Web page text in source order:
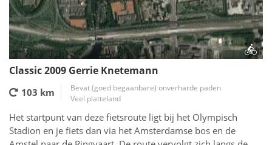
Classic 2009 Gerrie Knetemann
103 km
Bevat (goed begaanbare) onverharde paden
Veel platteland
Het startpunt van deze fietsroute ligt bij het Olympisch
Stadion en je fiets dan via het Amsterdamse bos en de